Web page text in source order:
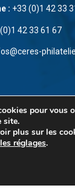
: +33 (0)1 42 33
42 33 61 67
pour vous
site.
plus sur les
les réglages.